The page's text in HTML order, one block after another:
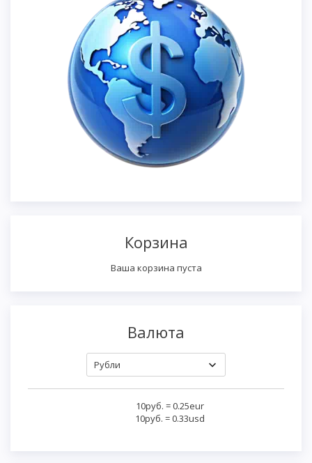
Корзина
Ваша корзина пуста
Валюта
10руб. =0.25eur
10руб. =0.33usd